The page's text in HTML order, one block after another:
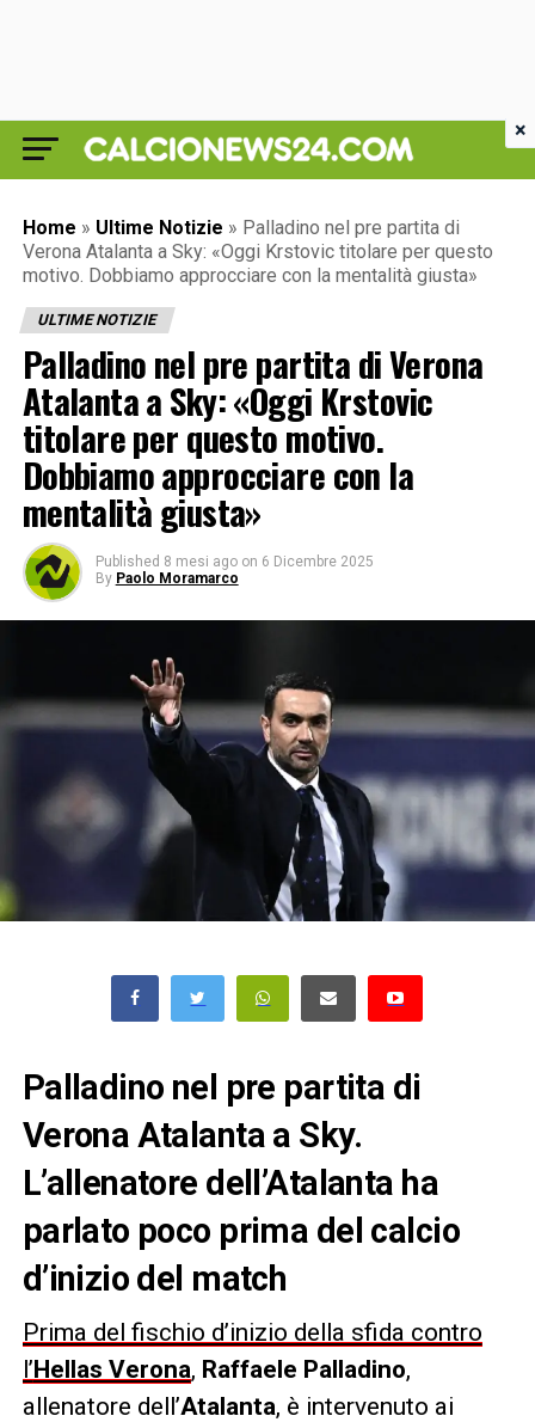
Home » Ultime Notizie » Palladino nel pre partita di
Verona Atalanta a Sky: «Oggi Krstovic titolare per questo
motivo. Dobbiamo approcciare con la mentalità giusta»
ULTIME NOTIZIE
Palladino nel pre partita di Verona
Atalanta a Sky: «Oggi Krstovic
titolare per questo motivo.
Dobbiamo approcciare con la
mentalità giusta»
Published 8 mesi ago on 6 Dicembre 2025
By Paolo Moramarco
Palladino nel pre partita di
Verona Atalanta a Sky.
L’allenatore dell’Atalanta ha
parlato poco prima del calcio
d’inizio del match
Prima del fischio d’inizio della sfida contro
l’Hellas Verona, Raffaele Palladino,
allenatore dell’Atalanta, è intervenuto ai
×